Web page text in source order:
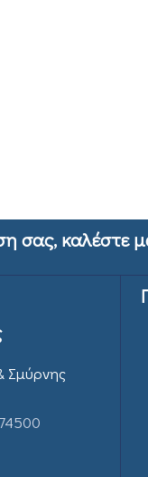
σας, καλέστε
Σμύρνης